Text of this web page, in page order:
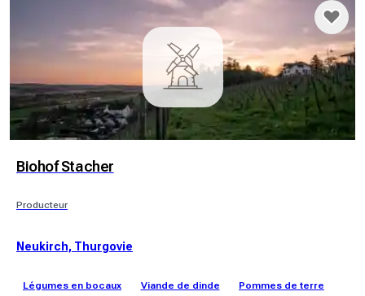
Biohof Stacher
Producteur
Neukirch, Thurgovie
Légumes en bocaux Viande de dinde Pommes de terre